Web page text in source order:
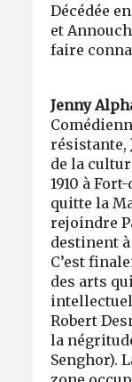
Décédée
et
faire
Jenny
résistante,
de la
1910 à
quitte la
rejoindre
destinent
C’est
des arts
Robert
la
Senghor).